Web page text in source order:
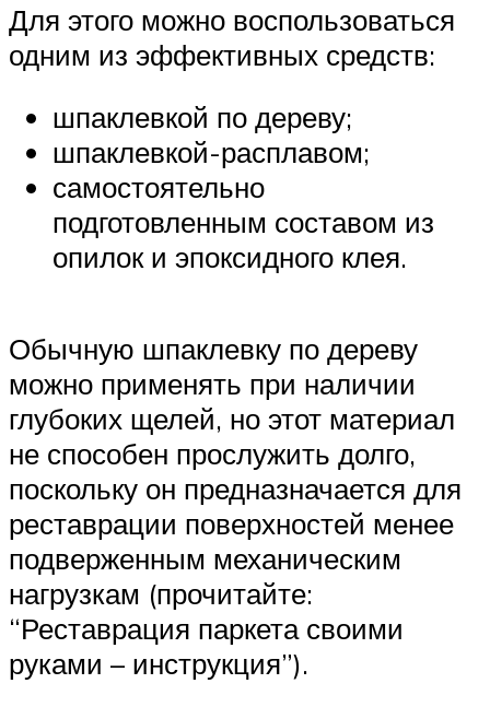
Для этого можно воспользоваться
одним из эффективных средств:
шпаклевкой по дереву;
шпаклевкой-расплавом;
самостоятельно
подготовленным составом из
опилок и эпоксидного клея.
Обычную шпаклевку по дереву
можно применять при наличии
глубоких щелей, но этот материал
не способен прослужить долго,
поскольку он предназначается для
реставрации поверхностей менее
подверженным механическим
нагрузкам (прочитайте:
“Реставрация паркета своими
руками – инструкция”).